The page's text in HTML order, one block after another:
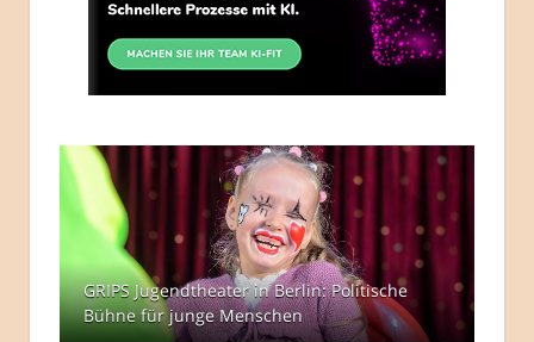
GRIPS Jugendtheater in Berlin: Politische
Bühne für junge Menschen